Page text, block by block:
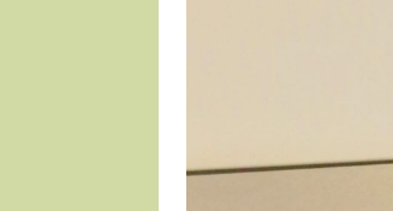
univerzitě v
především v